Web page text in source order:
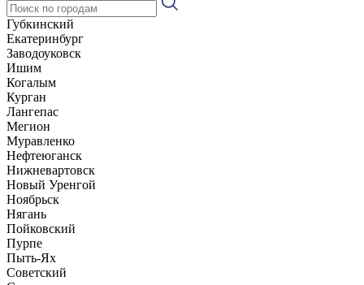
Губкинский
Екатеринбург
Заводоуковск
Ишим
Когалым
Курган
Лангепас
Мегион
Муравленко
Нефтеюганск
Нижневартовск
Новый Уренгой
Ноябрьск
Нягань
Пойковский
Пурпе
Пыть-Ях
Советский